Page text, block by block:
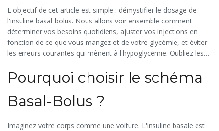
mimant la sécrétion naturelle du pancréas via une dose de fond
et des doses prandiales , vous n'êtes pas seul. C'est aujourd'hui
la référence médicale pour gérer le diabète de type 1 et souvent
le diabète de type 2 avancé. Mais comprendre comment calculer
ces doses peut sembler être une équation mathématique
complexe.
L'objectif de cet article est simple : démystifier le dosage de
l'insuline basal-bolus. Nous allons voir ensemble comment
déterminer vos besoins quotidiens, ajuster vos injections en
fonction de ce que vous mangez et de votre glycémie, et éviter
les erreurs courantes qui mènent à l'hypoglycémie. Oubliez les
si nous discutions autour d'une tasse de café.
Pourquoi choisir le schéma
Basal-Bolus ?
Imaginez votre corps comme une voiture. L'insuline basale est